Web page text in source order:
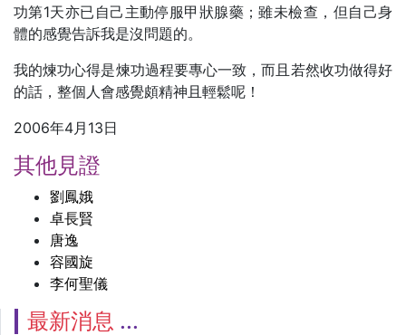
功第1天亦已自己主動停服甲狀腺藥；雖未檢查，但自己身
體的感覺告訴我是沒問題的。
我的煉功心得是煉功過程要專心一致，而且若然收功做得好
的話，整個人會感覺頗精神且輕鬆呢！
2006年4月13日
其他見證
劉鳳娥
卓長賢
唐逸
容國旋
李何聖儀
最新消息